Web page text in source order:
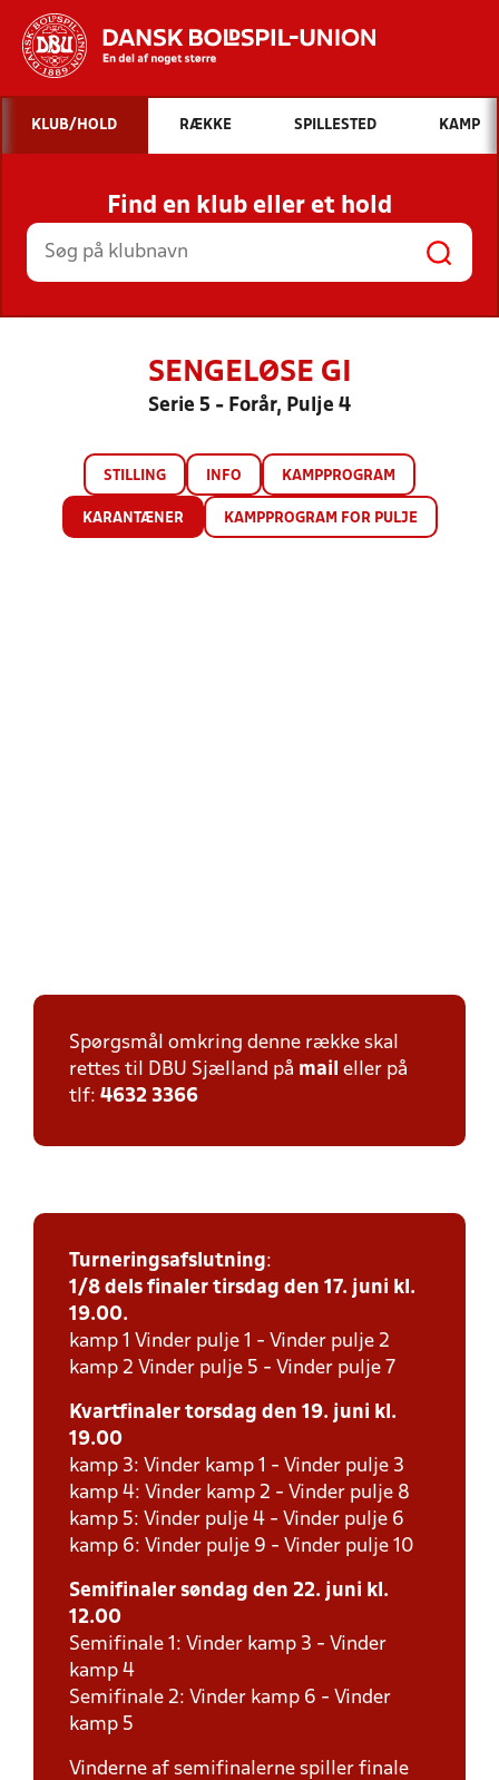
Hvad vil du søge efter?
INDHOLD OG NYHEDER
STILLINGER, RESULTATER, KLUBBER OG
HOLD
KLUB/HOLD RÆKKE SPILLESTED KAMP
Find en klub eller et hold
SENGELØSE GI
Serie 5 - Forår, Pulje 4
STILLING INFO KAMPPROGRAM
KARANTÆNER KAMPPROGRAM FOR PULJE
Spørgsmål omkring denne række skal
rettes til DBU Sjælland på mail eller på
tlf: 4632 3366
Turneringsafslutning:
1/8 dels finaler tirsdag den 17. juni kl.
19.00.
kamp 1 Vinder pulje 1 - Vinder pulje 2
kamp 2 Vinder pulje 5 - Vinder pulje 7
Kvartfinaler torsdag den 19. juni kl.
19.00
kamp 3: Vinder kamp 1 - Vinder pulje 3
kamp 4: Vinder kamp 2 - Vinder pulje 8
kamp 5: Vinder pulje 4 - Vinder pulje 6
kamp 6: Vinder pulje 9 - Vinder pulje 10
Semifinaler søndag den 22. juni kl.
12.00
Semifinale 1: Vinder kamp 3 - Vinder
kamp 4
Semifinale 2: Vinder kamp 6 - Vinder
kamp 5
Vinderne af semifinalerne spiller finale